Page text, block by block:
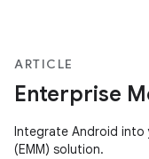
ARTICLE
Enterprise
Integrate Android into
(EMM) solution.